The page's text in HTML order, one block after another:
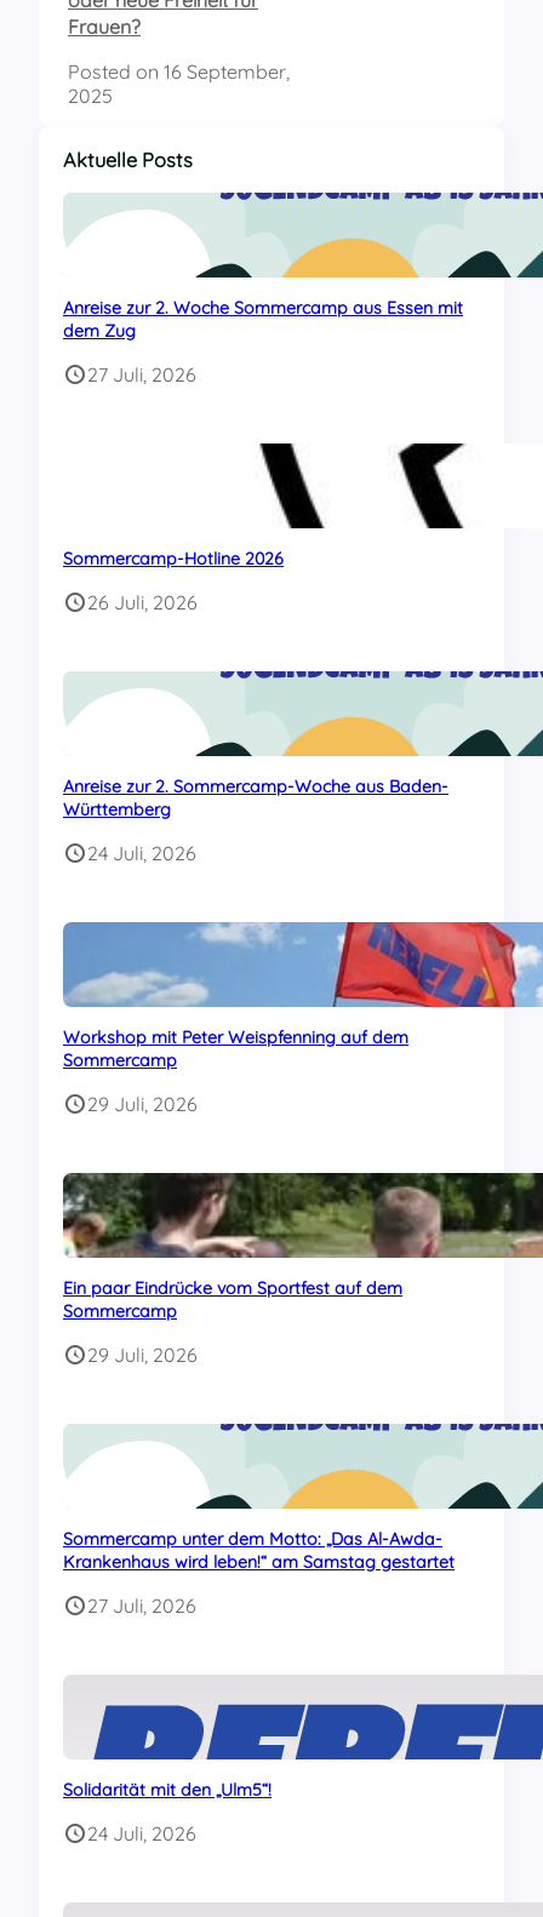
Frauen?
Posted on 16 September,
2025
Aktuelle Posts
Anreise zur 2. Woche Sommercamp aus Essen mit
dem Zug
27 Juli, 2026
Sommercamp-Hotline 2026
26 Juli, 2026
Anreise zur 2. Sommercamp-Woche aus Baden-
Württemberg
24 Juli, 2026
Workshop mit Peter Weispfenning auf dem
Sommercamp
29 Juli, 2026
Ein paar Eindrücke vom Sportfest auf dem
Sommercamp
29 Juli, 2026
Sommercamp unter dem Motto: „Das Al-Awda-
Krankenhaus wird leben!“ am Samstag gestartet
27 Juli, 2026
Solidarität mit den „Ulm5“!
24 Juli, 2026